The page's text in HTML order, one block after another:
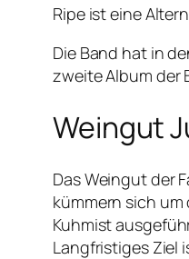
Ripe ist eine
Die Band hat in
zweite Album der
Weingut
Das Weingut der
kümmern sich
Kuhmist
Langfristiges Ziel